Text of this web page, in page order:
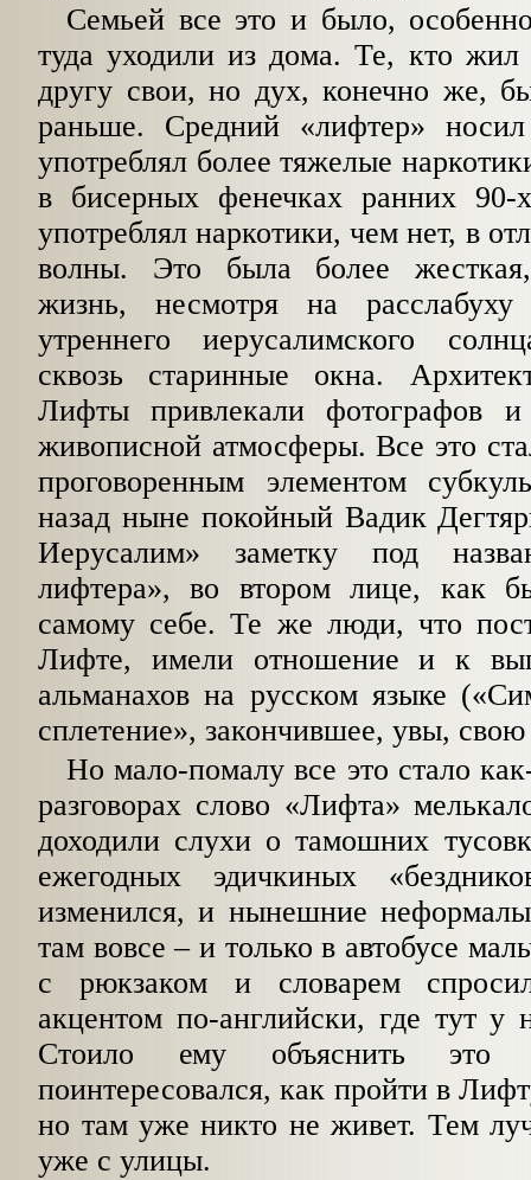
Семьей все это и было,
туда уходили из дома. Те, кто
другу свои, но дух, конечно же,
раньше. Средний «лифтер»
употреблял более тяжелые
в бисерных фенечках ранних
употреблял наркотики, чем нет, в
волны. Это была более жесткая,
жизнь, несмотря на
утреннего иерусалимского
сквозь старинные окна.
Лифты привлекали фотографов
живописной атмосферы. Все это
проговоренным элементом
назад ныне покойный Вадик
Иерусалим» заметку под
лифтера», во втором лице, как
самому себе. Те же люди, что
Лифте, имели отношение и к
альманахов на русском языке
сплетение», закончившее, увы,
Но мало-помалу все это стало
разговорах слово «Лифта»
доходили слухи о тамошних
ежегодных эдичкиных
изменился, и нынешние
там вовсе – и только в автобусе
с рюкзаком и словарем
акцентом по-английски, где тут у
Стоило ему объяснить
поинтересовался, как пройти в
но там уже никто не живет. Тем
уже с улицы.